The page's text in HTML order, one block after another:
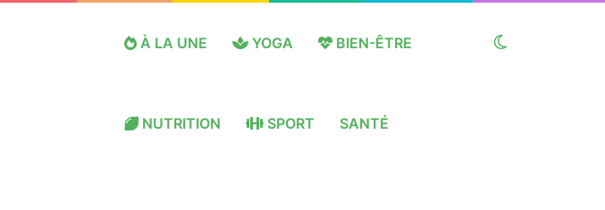
À LA UNE YOGA BIEN-ÊTRE
NUTRITION SPORT SANTÉ